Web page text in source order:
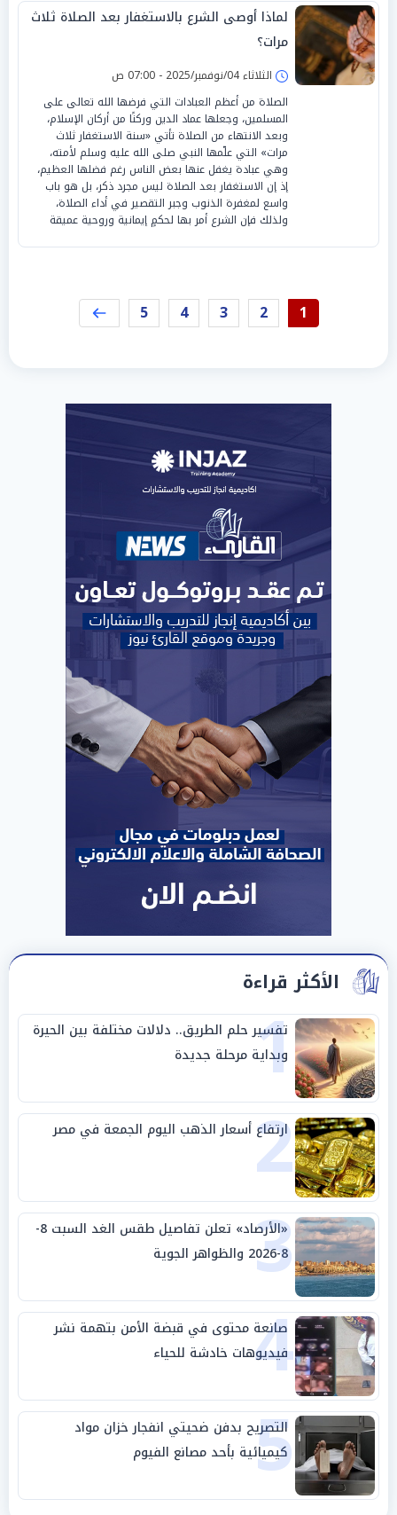
لماذا أوصى الشرع بالاستغفار بعد الصلاة ثلاث
مرات؟
الثلاثاء 04/نوفمبر/2025 - 07:00 ص
الصلاة من أعظم العبادات التي فرضها الله تعالى على
المسلمين، وجعلها عماد الدين وركنًا من أركان الإسلام،
وبعد الانتهاء من الصلاة تأتي «سنة الاستغفار ثلاث
مرات» التي علّمها النبي صلى الله عليه وسلم لأمته،
وهي عبادة يغفل عنها بعض الناس رغم فضلها العظيم،
إذ إن الاستغفار بعد الصلاة ليس مجرد ذكر، بل هو باب
واسع لمغفرة الذنوب وجبر التقصير في أداء الصلاة،
ولذلك فإن الشرع أمر بها لحكمٍ إيمانية وروحية عميقة
1
2
3
4
5
الأكثر قراءة
1
تفسير حلم الطريق.. دلالات مختلفة بين الحيرة
وبداية مرحلة جديدة
2
ارتفاع أسعار الذهب اليوم الجمعة في مصر
3
«الأرصاد» تعلن تفاصيل طقس الغد السبت 8-
8-2026 والظواهر الجوية
4
صانعة محتوى في قبضة الأمن بتهمة نشر
فيديوهات خادشة للحياء
5
التصريح بدفن ضحيتي انفجار خزان مواد
كيميائية بأحد مصانع الفيوم